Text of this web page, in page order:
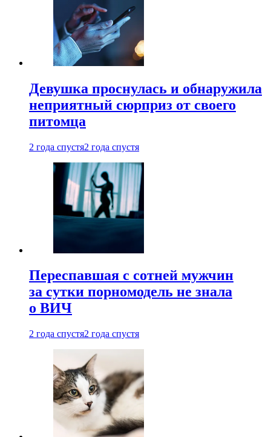
Девушка проснулась и обнаружила
неприятный сюрприз от своего
питомца
2 года спустя2 года спустя
Переспавшая с сотней мужчин
за сутки порномодель не знала
о ВИЧ
2 года спустя2 года спустя